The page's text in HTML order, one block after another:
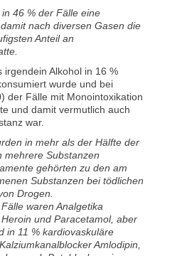
46 % der Fälle eine
nach diversen Gasen die
Anteil an
irgendein Alkohol in 16 %
wurde und bei
der Fälle mit Monointoxikation
und damit vermutlich auch
war.
in mehr als der Hälfte der
mehrere Substanzen
gehörten zu den am
Substanzen bei tödlichen
Drogen.
waren Analgetika
und Paracetamol, aber
in 11 % kardiovaskuläre
Amlodipin,